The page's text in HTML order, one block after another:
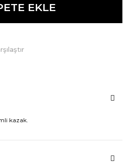
EKLE
kazak.